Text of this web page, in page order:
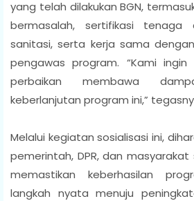
yang telah dilakukan BGN,
bermasalah, sertifikasi tenaga
sanitasi, serta kerja sama
pengawas program. “Kami
perbaikan membawa
keberlanjutan program ini,”
Melalui kegiatan sosialisasi ini,
pemerintah, DPR, dan
memastikan keberhasilan
langkah nyata menuju